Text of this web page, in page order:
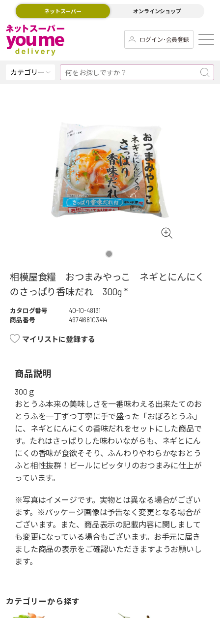
ネットスーパー オンラインショップ
ログイン･会員登録
カテゴリー
相模屋食糧 おつまみやっこ ネギとにんにく
のさっぱり香味だれ 300g *
カタログ番号
40-10-48131
商品番号
4974168103414
マイリストに登録する
商品説明
300ｇ
おとうふ本来の美味しさを一番味わえる出来たてのお
とうふを一丁ずつ丁寧に手で盛った「おぼろとうふ」
に、ネギとにんにくの香味だれをセットにした商品で
す。たれはさっぱりした味わいながらも、ネギとにん
にくの香味が食欲そそり、ふんわりやわらかなおとう
ふと相性抜群！ビールにピッタリのおつまみに仕上が
っています。
※写真はイメージです。実物とは異なる場合がござい
ます。※パッケージ画像は予告なく変更となる場合が
ございます。また、商品表示の記載内容に関しまして
も変更になっている場合もございます。お手元に届き
ました商品の表示をご確認いただきますようお願いし
ます。
カテゴリーから探す